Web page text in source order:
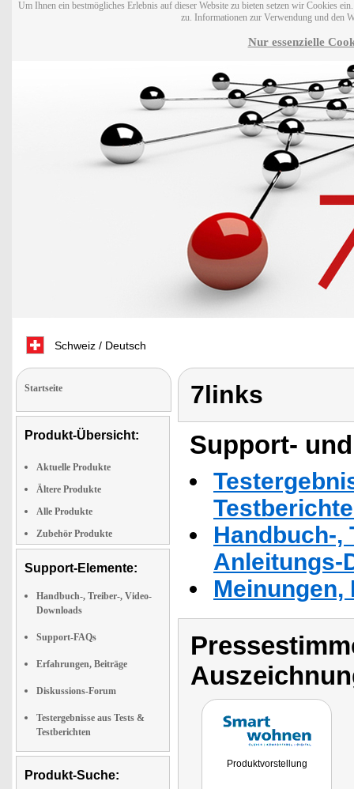
Um Ihnen ein bestmögliches Erlebnis auf dieser Website zu bieten setzen wir Cookies
zu. Informationen zur Verwendung und den
Nur essenzielle
Schweiz / Deutsch
Startseite
Produkt-Übersicht:
Aktuelle Produkte
Ältere Produkte
Alle Produkte
Zubehör Produkte
Support-Elemente:
Handbuch-, Treiber-, Video-
Downloads
Support-FAQs
Erfahrungen, Beiträge
Diskussions-Forum
Testergebnisse aus Tests &
Testberichten
Produkt-Suche:
7links
Support-
Handbuch-,
Anleitungs-
Produktvorstellung